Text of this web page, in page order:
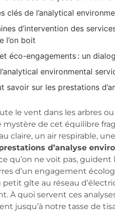
clés de l’analytical
d’intervention des
l’on boit
éco-engagements : un
environmental
savoir sur les prestations
le vent dans les arbres
mystère de cet équilibre
claire, un air respirable,
d’analyse
qu’on ne voit pas,
d’un engagement
gîte au réseau
À quoi servent ces
jusqu’à notre tasse de